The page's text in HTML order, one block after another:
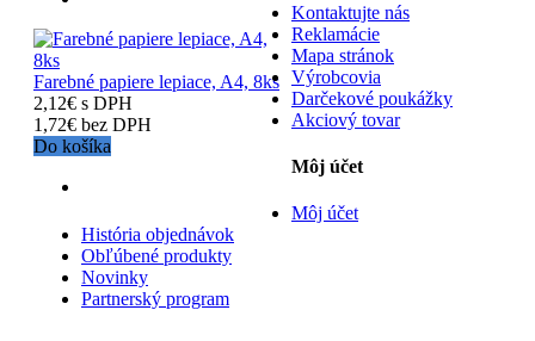
Farebné papiere lepiace, A4, 8ks
2,12€ s DPH
1,72€ bez DPH
Do košíka
Kontaktujte nás
Reklamácie
Mapa stránok
Výrobcovia
Darčekové poukážky
Akciový tovar
Môj účet
Môj účet
História objednávok
Obľúbené produkty
Novinky
Partnerský program